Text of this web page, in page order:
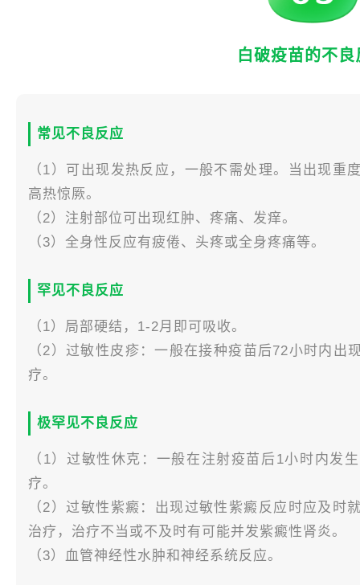
白破疫苗的不良
常见不良反应
（1）可出现发热反应，一般不需处理。当出现重
高热惊厥。
（2）注射部位可出现红肿、疼痛、发痒。
（3）全身性反应有疲倦、头疼或全身疼痛等。
罕见不良反应
（1）局部硬结，1-2月即可吸收。
（2）过敏性皮疹：一般在接种疫苗后72小时内出
疗。
极罕见不良反应
（1）过敏性休克：一般在注射疫苗后1小时内发
疗。
（2）过敏性紫癜：出现过敏性紫癜反应时应及时
治疗，治疗不当或不及时有可能并发紫癜性肾炎。
（3）血管神经性水肿和神经系统反应。